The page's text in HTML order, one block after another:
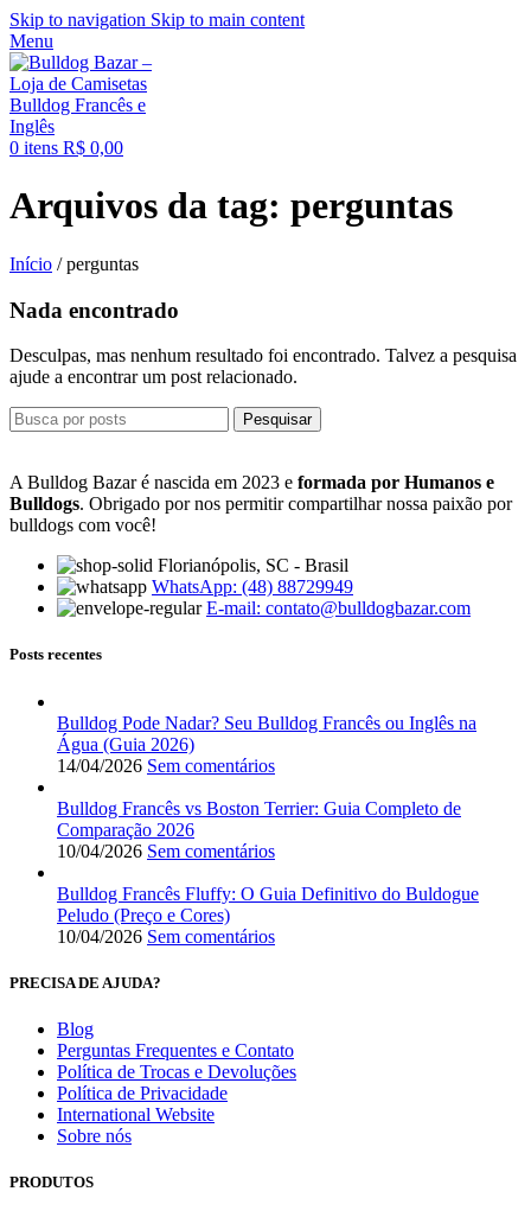
Skip to navigation Skip to main content
Menu
0 itens R$ 0,00
Arquivos da tag: perguntas
Início /perguntas
Nada encontrado
Desculpas, mas nenhum resultado foi encontrado. Talvez a pesquisa
ajude a encontrar um post relacionado.
Pesquisar
A Bulldog Bazar é nascida em 2023 e formada por Humanos e
Bulldogs. Obrigado por nos permitir compartilhar nossa paixão por
bulldogs com você!
Florianópolis, SC - Brasil
WhatsApp: (48) 88729949
E-mail: contato@bulldogbazar.com
Posts recentes
Bulldog Pode Nadar? Seu Bulldog Francês ou Inglês na
Água (Guia 2026)
14/04/2026 Sem comentários
Bulldog Francês vs Boston Terrier: Guia Completo de
Comparação 2026
10/04/2026 Sem comentários
Bulldog Francês Fluffy: O Guia Definitivo do Buldogue
Peludo (Preço e Cores)
10/04/2026 Sem comentários
PRECISA DE AJUDA?
Blog
Perguntas Frequentes e Contato
Política de Trocas e Devoluções
Política de Privacidade
International Website
Sobre nós
PRODUTOS